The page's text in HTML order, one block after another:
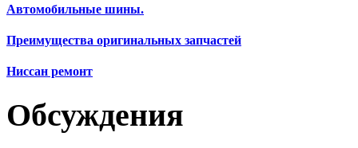
Автомобильные шины.
Преимущества оригинальных запчастей
Ниссан ремонт
Обсуждения